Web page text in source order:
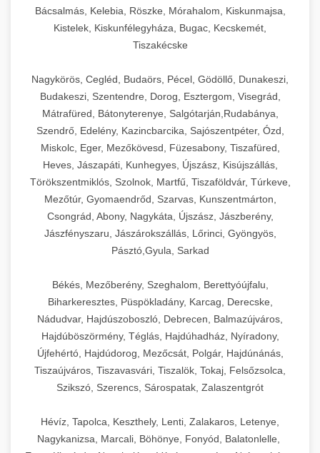
Bácsalmás, Kelebia, Röszke, Mórahalom, Kiskunmajsa,
Kistelek, Kiskunfélegyháza, Bugac, Kecskemét,
Tiszakécske
Nagykörös, Cegléd, Budaörs, Pécel, Gödöllő, Dunakeszi,
Budakeszi, Szentendre, Dorog, Esztergom, Visegrád,
Mátrafüred, Bátonyterenye, Salgótarján,Rudabánya,
Szendrő, Edelény, Kazincbarcika, Sajószentpéter, Ózd,
Miskolc, Eger, Mezőkövesd, Füzesabony, Tiszafüred,
Heves, Jászapáti, Kunhegyes, Újszász, Kisújszállás,
Törökszentmiklós, Szolnok, Martfű, Tiszaföldvár, Túrkeve,
Mezőtúr, Gyomaendrőd, Szarvas, Kunszentmárton,
Csongrád, Abony, Nagykáta, Újszász, Jászberény,
Jászfényszaru, Jászárokszállás, Lőrinci, Gyöngyös,
Pásztó,Gyula, Sarkad
Békés, Mezőberény, Szeghalom, Berettyóújfalu,
Biharkeresztes, Püspökladány, Karcag, Derecske,
Nádudvar, Hajdúszoboszló, Debrecen, Balmazújváros,
Hajdúböszörmény, Téglás, Hajdúhadház, Nyíradony,
Újfehértó, Hajdúdorog, Mezőcsát, Polgár, Hajdúnánás,
Tiszaújváros, Tiszavasvári, Tiszalök, Tokaj, Felsőzsolca,
Szikszó, Szerencs, Sárospatak, Zalaszentgrót
Hévíz, Tapolca, Keszthely, Lenti, Zalakaros, Letenye,
Nagykanizsa, Marcali, Böhönye, Fonyód, Balatonlelle,